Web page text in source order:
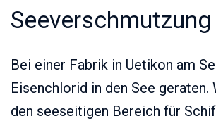
Seeverschmutzung
Bei einer Fabrik in Uetikon am
Eisenchlorid in den See geraten.
den seeseitigen Bereich für